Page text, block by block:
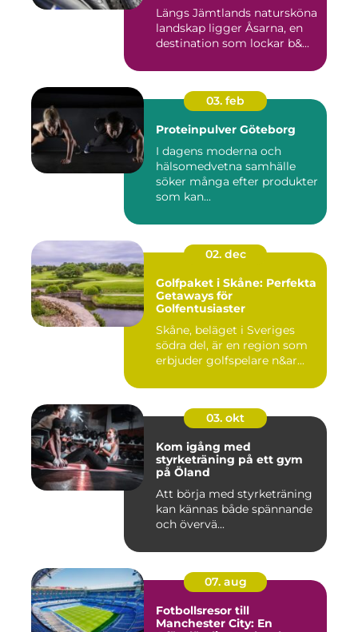
Längs Jämtlands natursköna
landskap ligger Åsarna, en
destination som lockar b&...
03. feb
Proteinpulver Göteborg
I dagens moderna och
hälsomedvetna samhälle
söker många efter produkter
som kan...
02. dec
Golfpaket i Skåne: Perfekta
Getaways för
Golfentusiaster
Skåne, beläget i Sveriges
södra del, är en region som
erbjuder golfspelare n&ar...
03. okt
Kom igång med
styrketräning på ett gym
på Öland
Att börja med styrketräning
kan kännas både spännande
och övervä...
07. aug
Fotbollsresor till
Manchester City: En